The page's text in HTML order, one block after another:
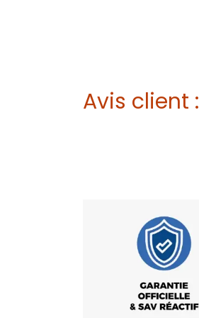
Avis client :